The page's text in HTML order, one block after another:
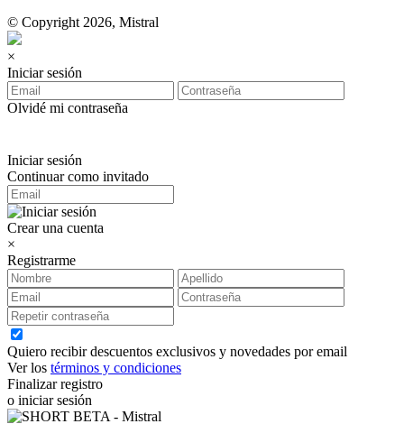
© Copyright 2026, Mistral
×
Iniciar sesión
Olvidé mi contraseña
Iniciar sesión
Continuar como invitado
Crear una cuenta
×
Registrarme
Quiero recibir descuentos exclusivos y novedades por email
Ver los términos y condiciones
Finalizar registro
o iniciar sesión